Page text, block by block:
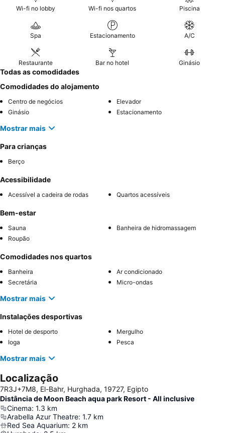
Wi-fi no lobby Wi-fi nos quartos Piscina
Spa Estacionamento A/C
Restaurante Bar no hotel Ginásio
Todas as comodidades
Comodidades do alojamento
Centro de negócios
Elevador
Ginásio
Estacionamento
Mostrar mais
Para crianças
Berço
Acessibilidade
Acessível a cadeira de rodas Quartos acessíveis
Bem-estar
Sauna
Banheira de hidromassagem
Roupão
Comodidades nos quartos
Banheira
Ar condicionado
Secretária
Micro-ondas
Mostrar mais
Instalações desportivas
Hotel de desporto
Mergulho
Ioga
Pesca
Mostrar mais
Localização
7R3J+7M8, El-Bahr, Hurghada, 19727, Egipto
Distância de Moon Beach aqua park Resort - All inclusive
Cinema: 1.3 km
Arabella Azur Theatre: 1.7 km
Red Sea Aquarium: 2 km